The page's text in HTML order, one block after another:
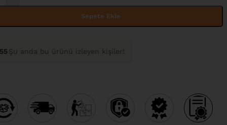
Sepete Ekle
Şu anda bu ürünü izleyen kişiler!